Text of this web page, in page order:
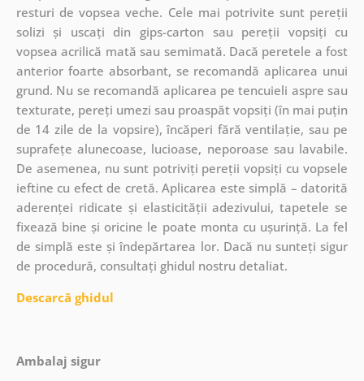
resturi de vopsea veche. Cele mai potrivite sunt pereții
solizi și uscați din gips-carton sau pereții vopsiți cu
vopsea acrilică mată sau semimată. Dacă peretele a fost
anterior foarte absorbant, se recomandă aplicarea unui
grund. Nu se recomandă aplicarea pe tencuieli aspre sau
texturate, pereți umezi sau proaspăt vopsiți (în mai puțin
de 14 zile de la vopsire), încăperi fără ventilație, sau pe
suprafețe alunecoase, lucioase, neporoase sau lavabile.
De asemenea, nu sunt potriviți pereții vopsiți cu vopsele
ieftine cu efect de cretă. Aplicarea este simplă – datorită
aderenței ridicate și elasticității adezivului, tapetele se
fixează bine și oricine le poate monta cu ușurință. La fel
de simplă este și îndepărtarea lor. Dacă nu sunteți sigur
de procedură, consultați ghidul nostru detaliat.
Descarcă ghidul
Ambalaj sigur